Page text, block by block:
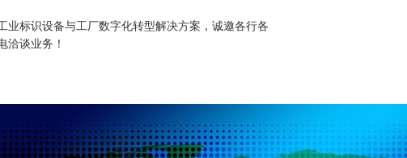
业标识设备与工厂数字化转型解决方案，诚邀各行各
洽谈业务！